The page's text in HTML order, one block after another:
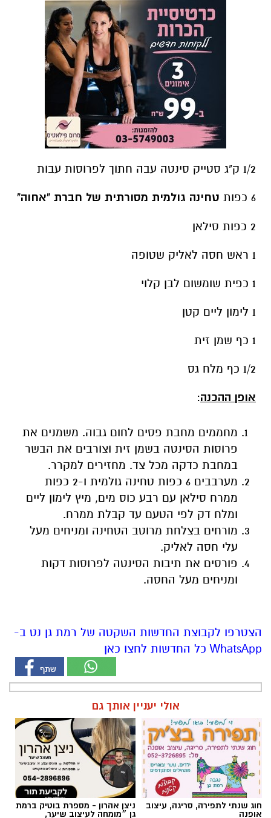
1/2 ק"ג סטייק סינטה עבה חתוך לפרוסות עבות
6 כפות טחינה גולמית מסורתית של חברת "אחוה"
2 כפות סילאן
1 ראש חסה לאליק שטופה
1 כפית שומשום לבן קלוי
1 לימון ליים קטן
1 כף שמן זית
1/2 כף מלח גס
אופן ההכנה:
מחממים מחבת פסים לחום גבוה. משמנים את
פרוסות הסינטה בשמן זית וצורבים את הבשר
במחבת כדקה מכל צד. מחזירים למקרר.
מערבבים 6 כפות טחינה גולמית ו-2 כפות
ממרח סילאן עם רבע כוס מים, מיץ לימון ליים
ומלח דק לפי הטעם עד קבלת ממרח.
מורחים בצלחת מרוטב הטחינה ומניחים מעל
עלי חסה לאליק.
פורסים את תיבות הסינטה לפרוסות דקות
ומניחים מעל החסה.
הצטרפו לקבוצת החדשות השקטה של רמת גן נט ב-
WhatsApp כל החדשות לחצו כאן
אולי יעניין אותך גם
חוג שנתי לתפירה, סריגה, עיצוב
אופנה
ניצן אהרון - מספרת בוטיק ברמת
גן ״מומחה לעיצוב שיער,